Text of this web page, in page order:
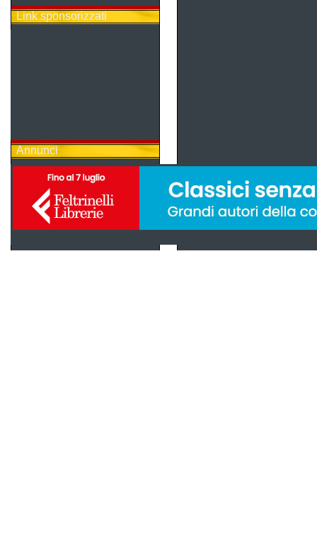
Link sponsorizzati
Annunci